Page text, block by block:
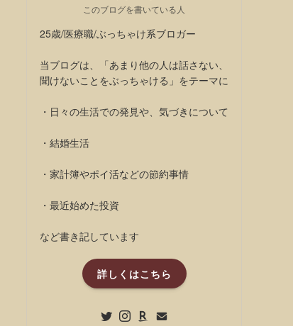
このブログを書いている人
25歳/医療職/ぶっちゃけ系ブロガー
当ブログは、「あまり他の人は話さない、
聞けないことをぶっちゃける」をテーマに
・日々の生活での発見や、気づきについて
・結婚生活
・家計簿やポイ活などの節約事情
・最近始めた投資
など書き記しています
詳しくはこちら